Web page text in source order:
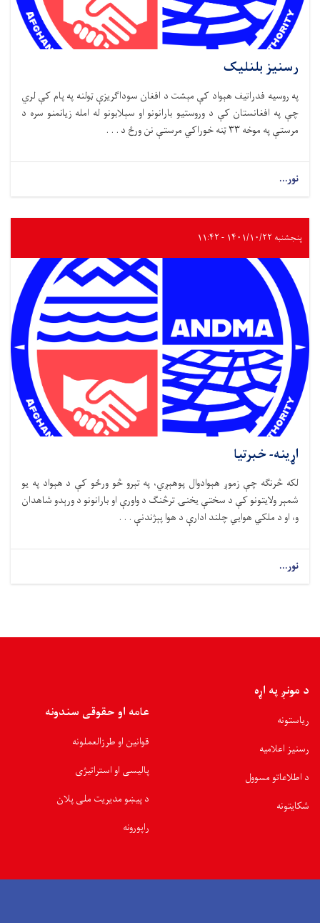
رسنیز بلنلیک
په روسیه فدراتیف هېواد کې مېشت د افغان سوداګریزې ټولنه په پام کې لري
چې په افغانستان کې د وروستیو بارانونو او سېلابونو له امله زیانمنو سره د
مرستې په موخه ۳۳ ټنه خوراکي مرستې نن ورځ د . . .
نور...
پنجشنبه ۱۴۰۱/۱۰/۲۲ - ۱۱:۴۲
اړینه- خبرتیا
لکه څرنګه چې زموږ هېوادوال پوهېږي، په تېرو څو ورځو کې د هېواد په یو
شمېر ولایتونو کې د سختې یخنۍ ترڅنګ د واورې او بارانونو د ورېدو شاهدان
و، او د ملکي هوايي چلند ادارې د هوا پېژندنې . . .
نور...
د مونږ په اړه
ریاستونه
رسنیز اعلامیه
د اطلاعاتو مسوول
شکایتونه
عامه او حقوقی سندونه
قوانین او طرزالعملونه
پالیسی او استراتیژی
د پیښو مدیریت ملی پلان
راپورونه